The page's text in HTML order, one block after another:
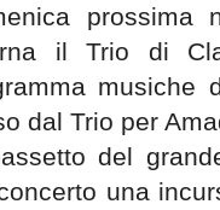
prossima
il Trio di
musiche
dal Trio per
del
una